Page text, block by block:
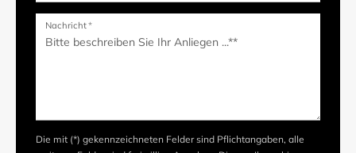
Nachricht*
Die mit (*) gekennzeichneten Felder sind Pflichtangaben, alle